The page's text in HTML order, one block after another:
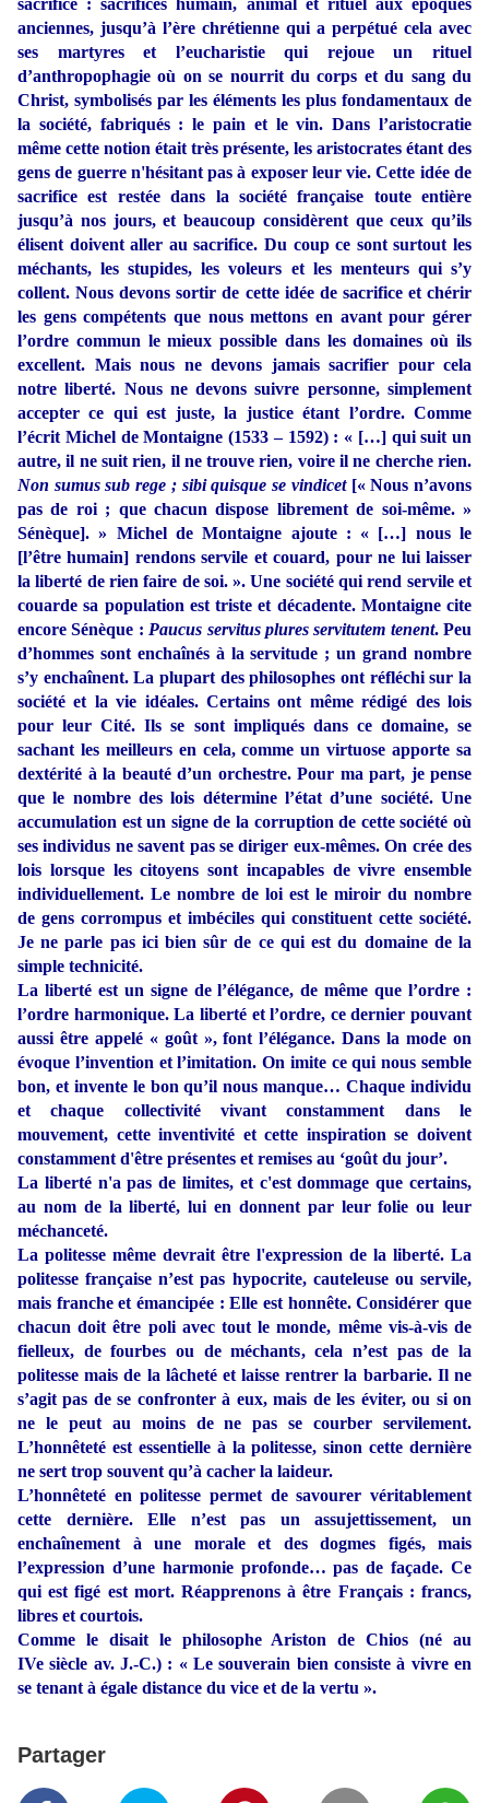
sacrifice : sacrifices humain, animal et rituel aux époques
anciennes, jusqu’à l’ère chrétienne qui a perpétué cela avec
ses martyres et l’eucharistie qui rejoue un rituel
d’anthropophagie où on se nourrit du corps et du sang du
Christ, symbolisés par les éléments les plus fondamentaux de
la société, fabriqués : le pain et le vin. Dans l’aristocratie
même cette notion était très présente, les aristocrates étant des
gens de guerre n'hésitant pas à exposer leur vie. Cette idée de
sacrifice est restée dans la société française toute entière
jusqu’à nos jours, et beaucoup considèrent que ceux qu’ils
élisent doivent aller au sacrifice. Du coup ce sont surtout les
méchants, les stupides, les voleurs et les menteurs qui s’y
collent. Nous devons sortir de cette idée de sacrifice et chérir
les gens compétents que nous mettons en avant pour gérer
l’ordre commun le mieux possible dans les domaines où ils
excellent. Mais nous ne devons jamais sacrifier pour cela
notre liberté. Nous ne devons suivre personne, simplement
accepter ce qui est juste, la justice étant l’ordre. Comme
l’écrit Michel de Montaigne (1533 – 1592) : « […] qui suit un
autre, il ne suit rien, il ne trouve rien, voire il ne cherche rien.
Non sumus sub rege ; sibi quisque se vindicet[« Nous n’avons
pas de roi ; que chacun dispose librement de soi-même. »
Sénèque]. » Michel de Montaigne ajoute : « […] nous le
[l’être humain] rendons servile et couard, pour ne lui laisser
la liberté de rien faire de soi. ». Une société qui rend servile et
couarde sa population est triste et décadente. Montaigne cite
encore Sénèque : Paucus servitus plures servitutem tenent. Peu
d’hommes sont enchaînés à la servitude ; un grand nombre
s’y enchaînent. La plupart des philosophes ont réfléchi sur la
société et la vie idéales. Certains ont même rédigé des lois
pour leur Cité. Ils se sont impliqués dans ce domaine, se
sachant les meilleurs en cela, comme un virtuose apporte sa
dextérité à la beauté d’un orchestre. Pour ma part, je pense
que le nombre des lois détermine l’état d’une société. Une
accumulation est un signe de la corruption de cette société où
ses individus ne savent pas se diriger eux-mêmes. On crée des
lois lorsque les citoyens sont incapables de vivre ensemble
individuellement. Le nombre de loi est le miroir du nombre
de gens corrompus et imbéciles qui constituent cette société.
Je ne parle pas ici bien sûr de ce qui est du domaine de la
simple technicité.
La liberté est un signe de l’élégance, de même que l’ordre :
l’ordre harmonique. La liberté et l’ordre, ce dernier pouvant
aussi être appelé « goût », font l’élégance. Dans la mode on
évoque l’invention et l’imitation. On imite ce qui nous semble
bon, et invente le bon qu’il nous manque… Chaque individu
et chaque collectivité vivant constamment dans le
mouvement, cette inventivité et cette inspiration se doivent
constamment d'être présentes et remises au ‘goût du jour’.
La liberté n'a pas de limites, et c'est dommage que certains,
au nom de la liberté, lui en donnent par leur folie ou leur
méchanceté.
La politesse même devrait être l'expression de la liberté. La
politesse française n’est pas hypocrite, cauteleuse ou servile,
mais franche et émancipée : Elle est honnête. Considérer que
chacun doit être poli avec tout le monde, même vis-à-vis de
fielleux, de fourbes ou de méchants, cela n’est pas de la
politesse mais de la lâcheté et laisse rentrer la barbarie. Il ne
s’agit pas de se confronter à eux, mais de les éviter, ou si on
ne le peut au moins de ne pas se courber servilement.
L’honnêteté est essentielle à la politesse, sinon cette dernière
ne sert trop souvent qu’à cacher la laideur.
L’honnêteté en politesse permet de savourer véritablement
cette dernière. Elle n’est pas un assujettissement, un
enchaînement à une morale et des dogmes figés, mais
l’expression d’une harmonie profonde… pas de façade. Ce
qui est figé est mort. Réapprenons à être Français : francs,
libres et courtois.
Comme le disait le philosophe Ariston de Chios (né au
IVe siècle av. J.-C.) : « Le souverain bien consiste à vivre en
se tenant à égale distance du vice et de la vertu ».
Partager